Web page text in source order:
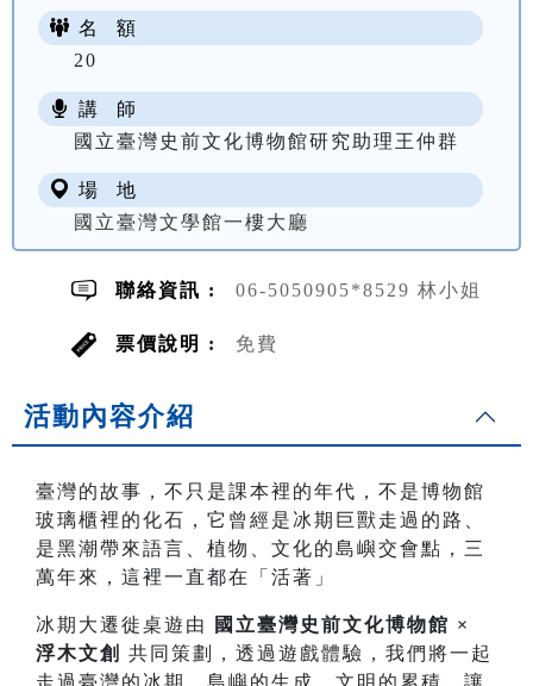
名 額
20
講 師
國立臺灣史前文化博物館研究助理王仲群
場 地
國立臺灣文學館一樓大廳
聯絡資訊 : 06-5050905*8529 林小姐
票價說明 : 免費
活動內容介紹
臺灣的故事，不只是課本裡的年代，不是博物館
玻璃櫃裡的化石，它曾經是冰期巨獸走過的路、
是黑潮帶來語言、植物、文化的島嶼交會點，三
萬年來，這裡一直都在「活著」
冰期大遷徙桌遊由
國立臺灣史前文化博物館 ×
浮木文創
共同策劃，透過遊戲體驗，我們將一起
走過臺灣的冰期、島嶼的生成、文明的累積，讓